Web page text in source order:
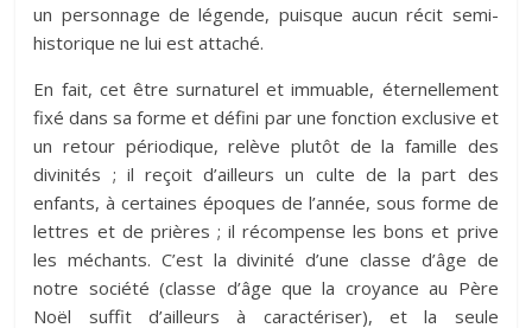
un personnage de légende, puisque aucun récit semi-
historique ne lui est attaché.
En fait, cet être surnaturel et immuable, éternellement
fixé dans sa forme et défini par une fonction exclusive et
un retour périodique, relève plutôt de la famille des
divinités ; il reçoit d’ailleurs un culte de la part des
enfants, à certaines époques de l’année, sous forme de
lettres et de prières ; il récompense les bons et prive
les méchants. C’est la divinité d’une classe d’âge de
notre société (classe d’âge que la croyance au Père
Noël suffit d’ailleurs à caractériser), et la seule